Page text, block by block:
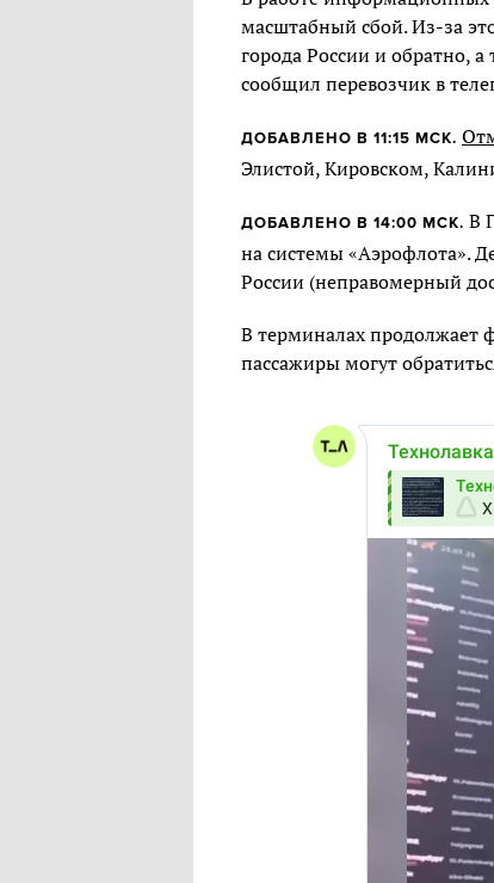
масштабный сбой. Из-за
города России и обратно,
сообщил перевозчик в
ДОБАВЛЕНО В 11:15 МСК.
Элистой, Кировском,
ДОБАВЛЕНО В 14:00 МСК. В
на системы «Аэрофлота».
России (неправомерный
В терминалах продолжает
пассажиры могут